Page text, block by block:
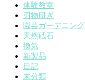
体験教室
刃物研ぎ
園芸ガーデニング
天然砥石
換気
新製品
日記
未分類